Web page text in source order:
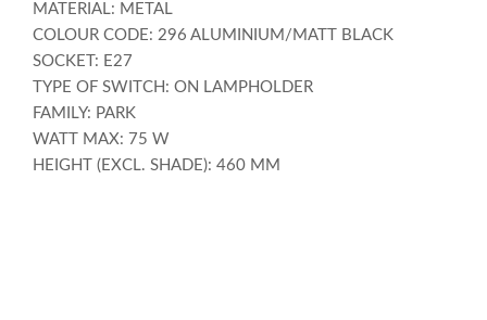
MATERIAL: METAL
COLOUR CODE: 296 ALUMINIUM/MATT BLACK
SOCKET: E27
TYPE OF SWITCH: ON LAMPHOLDER
FAMILY: PARK
WATT MAX: 75 W
HEIGHT (EXCL. SHADE): 460 MM